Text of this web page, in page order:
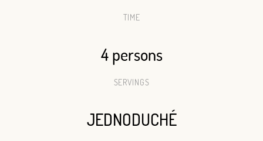
TIME
4 persons
SERVINGS
JEDNODUCHÉ